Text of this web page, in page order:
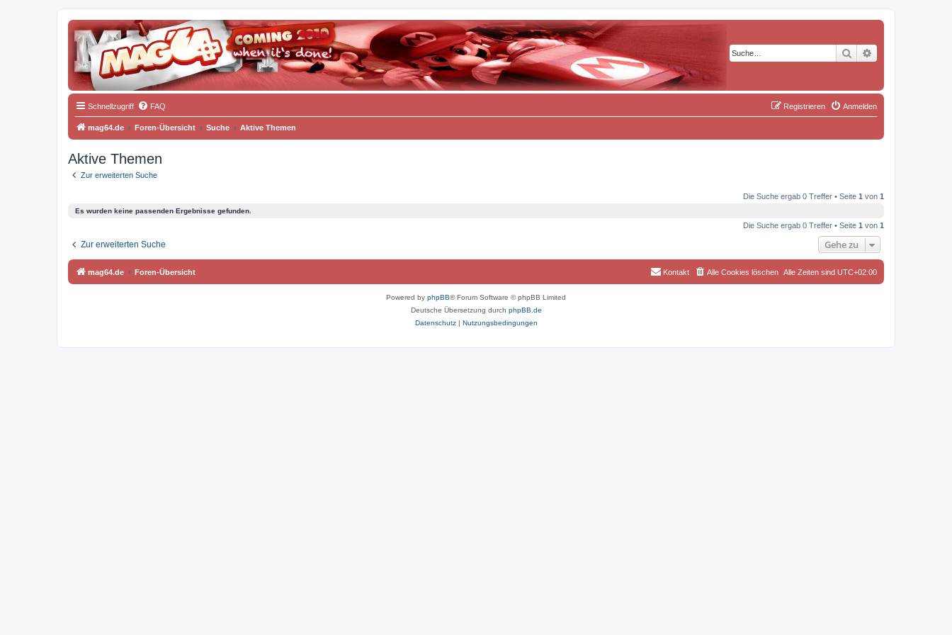
Suche
Schnellzugriff FAQ Anmelden
Registrieren
mag64.de Foren-Übersicht Suche Aktive Themen
Aktive Themen
Zur erweiterten Suche
Die Suche ergab 0 Treffer • Seite 1 von 1
Es wurden keine passenden Ergebnisse gefunden.
Die Suche ergab 0 Treffer • Seite 1 von 1
Zur erweiterten Suche Gehe zu
mag64.de Foren-Übersicht Alle Zeiten sind UTC+02:00
Alle Cookies löschen
Kontakt
Powered by phpBB® Forum Software © phpBB Limited
Deutsche Übersetzung durch phpBB.de
Datenschutz| Nutzungsbedingungen